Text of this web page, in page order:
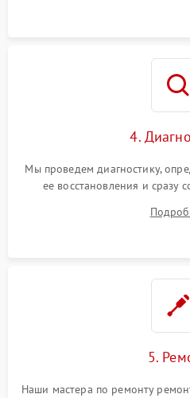
4.
Мы проведем диагностику,
ее восстановления и сразу
5.
Наши мастера по ремонту